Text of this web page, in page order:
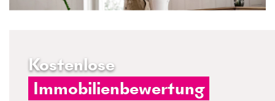
Kostenlose
Immobilienbewertung